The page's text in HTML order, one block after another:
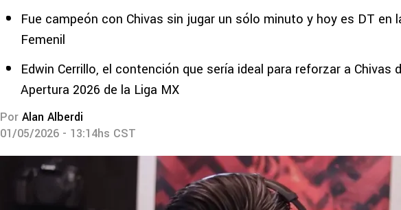
Fue campeón con Chivas sin jugar un sólo minuto y hoy es DT en
Femenil
Edwin Cerrillo, el contención que sería ideal para reforzar a Chivas
Apertura 2026 de la Liga MX
Por Alan Alberdi
01/05/2026 - 13:14hs CST